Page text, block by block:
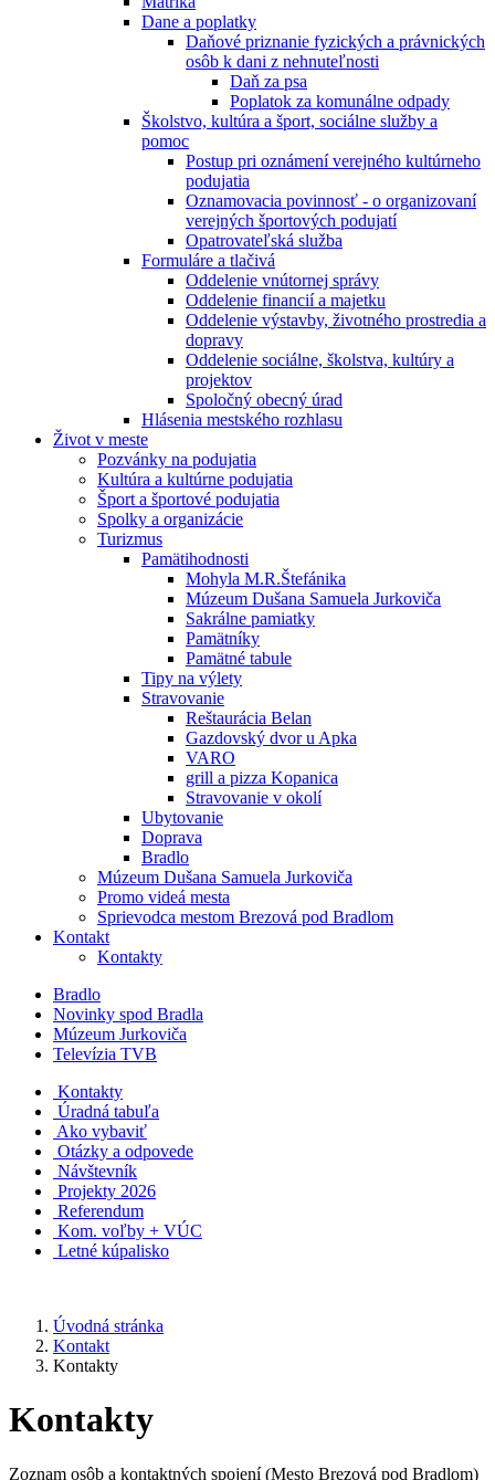
Dane a poplatky
Daňové priznanie fyzických a právnických
osôb k dani z nehnuteľnosti
Daň za psa
Poplatok za komunálne odpady
Školstvo, kultúra a šport, sociálne služby a
pomoc
Postup pri oznámení verejného kultúrneho
podujatia
Oznamovacia povinnosť - o organizovaní
verejných športových podujatí
Opatrovateľská služba
Formuláre a tlačivá
Oddelenie vnútornej správy
Oddelenie financií a majetku
Oddelenie výstavby, životného prostredia a
dopravy
Oddelenie sociálne, školstva, kultúry a
projektov
Spoločný obecný úrad
Hlásenia mestského rozhlasu
Život v meste
Pozvánky na podujatia
Kultúra a kultúrne podujatia
Šport a športové podujatia
Spolky a organizácie
Turizmus
Pamätihodnosti
Mohyla M.R.Štefánika
Múzeum Dušana Samuela Jurkoviča
Sakrálne pamiatky
Pamätníky
Pamätné tabule
Tipy na výlety
Stravovanie
Reštaurácia Belan
Gazdovský dvor u Apka
VARO
grill a pizza Kopanica
Stravovanie v okolí
Ubytovanie
Doprava
Bradlo
Múzeum Dušana Samuela Jurkoviča
Promo videá mesta
Sprievodca mestom Brezová pod Bradlom
Kontakt
Kontakty
Bradlo
Novinky spod Bradla
Múzeum Jurkoviča
Televízia TVB
Kontakty
Úradná tabuľa
Ako vybaviť
Otázky a odpovede
Návštevník
Projekty 2026
Referendum
Kom. voľby + VÚC
Letné kúpalisko
Úvodná stránka
Kontakt
Kontakty
Kontakty
Zoznam osôb a kontaktných spojení (Mesto Brezová pod Bradlom)